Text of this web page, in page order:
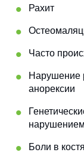
Рахит
Часто
Нарушение
анорексии
нарушением
Боли в